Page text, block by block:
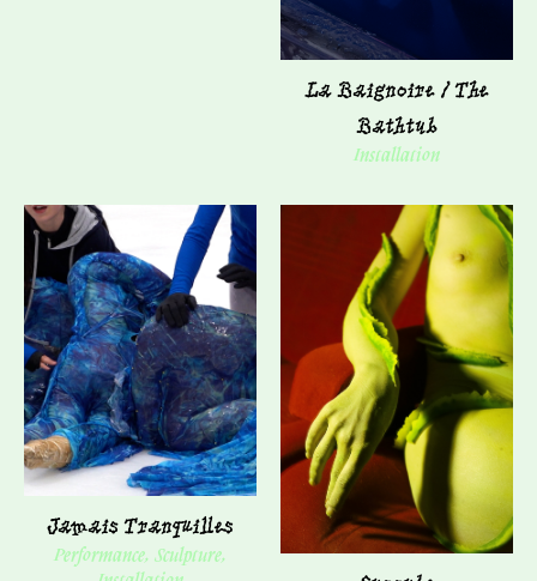
La Baignoire / The
Bathtub
Installation
Jamais Tranquilles
Performance, Sculpture,